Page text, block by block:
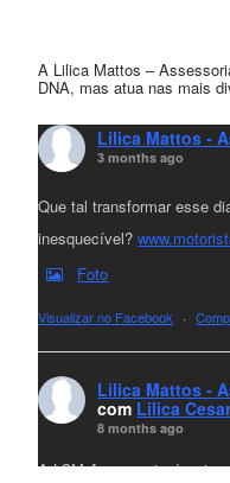
A Lilica Mattos –
DNA, mas atua nas mais
Lilica Mattos -
3 months ago
Que tal transformar esse
inesquecível?
Foto
Visualizar no Facebook ·
Lilica Mattos -
com Lilica
8 months ago
A LCM Assessoria deseja